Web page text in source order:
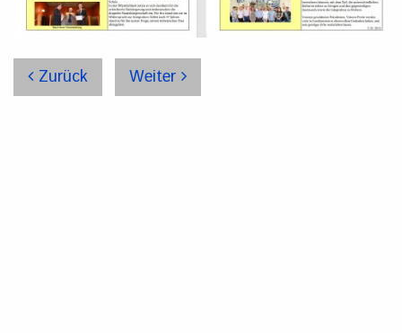
Zurück Weiter